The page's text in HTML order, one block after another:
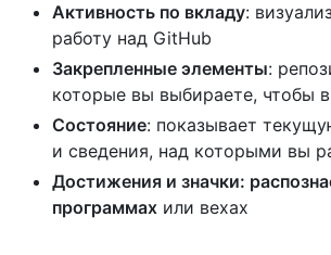
Активность по вкладу:
работу над GitHub
Закрепленные элементы:
которые вы выбираете, чтобы
Состояние: показывает
и сведения, над которыми вы
Достижения и значки:
программах или вехах